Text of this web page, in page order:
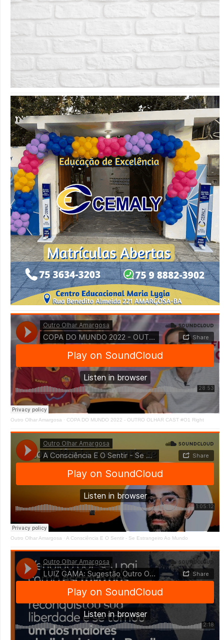
Outro Olhar Amargosa · COPA DO MUNDO 2022 - OUTRO OLHAR CAST #O1 Right
Outro Olhar Amargosa · A Consciência E O Sentir - Se Estrangeiro Ao Mundo